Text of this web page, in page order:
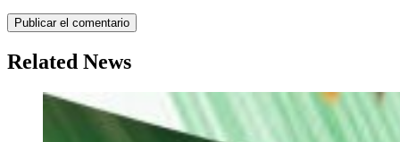
Related News